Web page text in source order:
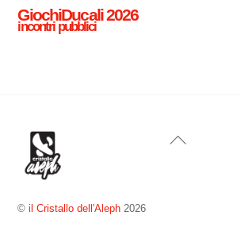
GiochiDucali 2026
incontri pubblici
Back
©il Cristallo dell'Aleph 2026